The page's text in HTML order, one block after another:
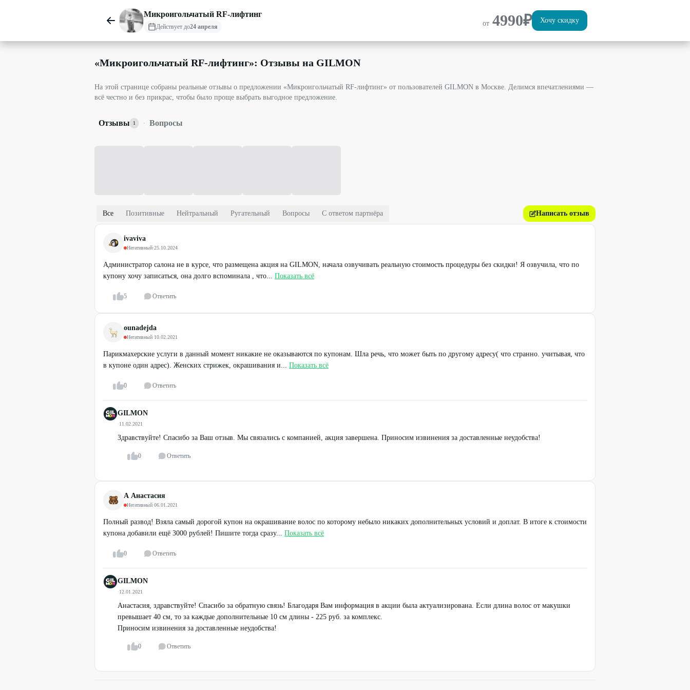
Микроигольчатый RF-лифтинг
Действует до24 апреля от 4990₽ Хочу скидку
«Микроигольчатый RF-лифтинг»: Отзывы на GILMON
На этой странице собраны реальные отзывы о предложении «Микроигольчатый RF-лифтинг» от пользователей GILMON в Москве. Делимся впечатлениями —
всё честно и без прикрас, чтобы было проще выбрать выгодное предложение.
Отзывы 1 · Вопросы
Все Позитивные Нейтральный Ругательный Вопросы С ответом партнёра Написать отзыв
ivaviva
Негативный·25.10.2024
Администратор салона не в курсе, что размещена акция на GILMON, начала озвучивать реальную стоимость процедуры без скидки! Я озвучила, что по
купону хочу записаться, она долго вспоминала , что... Показать всё
5 Ответить
ounadejda
Негативный·10.02.2021
Парикмахерские услуги в данный момент никакие не оказываются по купонам. Шла речь, что может быть по другому адресу( что странно. учитывая, что
в купоне один адрес). Женских стрижек, окрашивания и... Показать всё
0 Ответить
GILMON
·11.02.2021
Здравствуйте! Спасибо за Ваш отзыв. Мы связались с компанией, акция завершена. Приносим извинения за доставленные неудобства!
0 Ответить
А Анастасия
Негативный·06.01.2021
Полный развод! Взяла самый дорогой купон на окрашивание волос по которому небыло никаких дополнительных условий и доплат. В итоге к стоимости
купона добавили ещё 3000 рублей! Пишите тогда сразу... Показать всё
0 Ответить
GILMON
·12.01.2021
Анастасия, здравствуйте! Спасибо за обратную связь! Благодаря Вам информация в акции была актуализирована. Если длина волос от макушки
превышает 40 см, то за каждые дополнительные 10 см длины - 225 руб. за комплекс.
Приносим извинения за доставленные неудобства!
0 Ответить